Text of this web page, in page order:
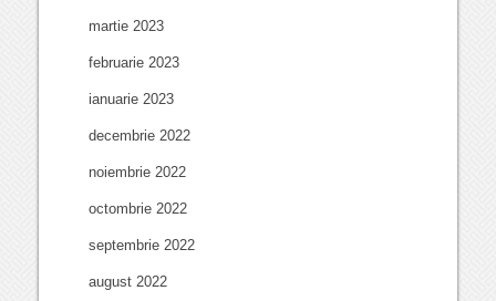
martie 2023
februarie 2023
ianuarie 2023
decembrie 2022
noiembrie 2022
octombrie 2022
septembrie 2022
august 2022